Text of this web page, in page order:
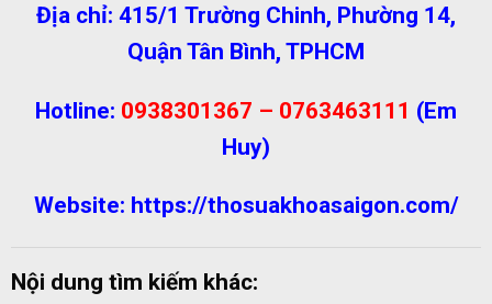
Địa chỉ: 415/1 Trường Chinh, Phường 14,
Quận Tân Bình, TPHCM
Hotline: 0938301367 – 0763463111 (Em
Huy)
Website: https://thosuakhoasaigon.com/
Nội dung tìm kiếm khác: